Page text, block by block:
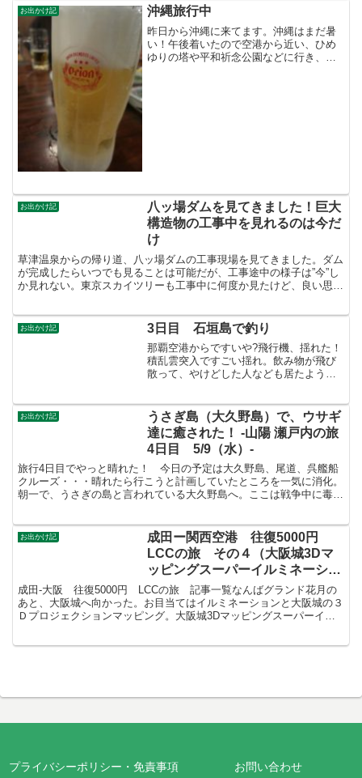
ツアー」。一番前の席に座れたので迫力
あるステー...
お出かけ記 沖縄旅行中
昨日から沖縄に来てます。沖縄はまだ暑
い！午後着いたので空港から近い、ひめ
ゆりの塔や平和祈念公園などに行き、夜
お出かけ記
八ッ場ダムを見てきました！巨大
構造物の工事中を見れるのは今だ
け
草津温泉からの帰り道、八ッ場ダムの工事現場を見てきました。ダム
が完成したらいつでも見ることは可能だが、工事途中の様子は”今”し
か見れない。東京スカイツリーも工事中に何度か見たけど、良い思い
お出かけ記 3日目 石垣島で釣り
那覇空港からですいや?飛行機、揺れた！
積乱雲突入ですごい揺れ。飲み物が飛び
散って、やけどした人なども居たようで
釣れて楽しかったですちょっと観光とお
土産買って、石垣の旅は...
お出かけ記
うさぎ島（大久野島）で、ウサギ
達に癒された！ -山陽 瀬戸内の旅
4日目 5/9（水）-
旅行4日目でやっと晴れた！ 今日の予定は大久野島、尾道、呉艦船
クルーズ・・・晴れたら行こうと計画していたところを一気に消化。
朝一で、うさぎの島と言われている大久野島へ。ここは戦争中に毒ガ
お出かけ記
成田ー関西空港 往復5000円
LCCの旅 その４（大阪城3Dマ
ッピングスーパーイルミネーショ
ン）
成田-大阪 往復5000円 LCCの旅 記事一覧なんばグランド花月の
あと、大阪城へ向かった。お目当てはイルミネーションと大阪城の３
Ｄプロジェクションマッピング。大阪城3Dマッピングスーパーイル
プライバシーポリシー・免責事項 お問い合わせ